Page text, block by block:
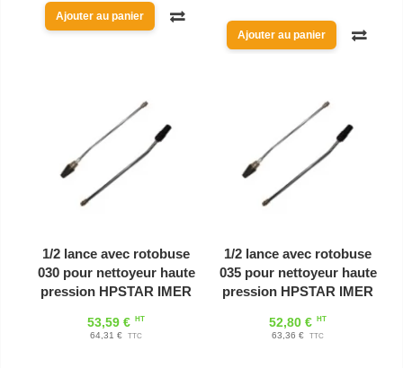
Ajouter au panier
Ajouter au panier
1/2 lance avec rotobuse
030 pour nettoyeur haute
pression HPSTAR IMER
53,59 € HT
64,31 € TTC
1/2 lance avec rotobuse
035 pour nettoyeur haute
pression HPSTAR IMER
52,80 € HT
63,36 € TTC